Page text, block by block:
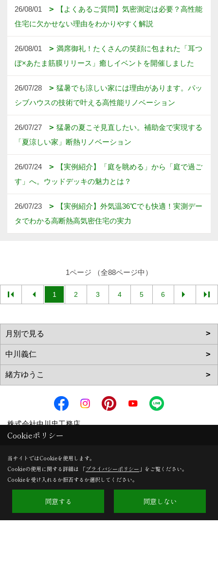
26/08/01
【よくあるご質問】気密測定は必要？高性能
住宅に欠かせない理由をわかりやすく解説
26/08/01
満席御礼！たくさんの笑顔に包まれた「耳つ
ぼ×あたま筋膜リリース」癒しイベントを開催しました
26/07/28
猛暑でも涼しい家には理由があります。パッ
シブハウスの技術で叶える高性能リノベーション
26/07/27
猛暑の夏こそ見直したい。補助金で実現する
「夏涼しい家」断熱リノベーション
26/07/24
【実例紹介】「庭を眺める」から「庭で過ご
す」へ。ウッドデッキの魅力とは？
26/07/23
【実例紹介】外気温36℃でも快適！実測デー
タでわかる高断熱高気密住宅の実力
1ページ （全88ページ中）
1 2 3 4 5 6
株式会社中川忠工務店
〒573-0163
TEL：072-857-6138
FAX：072-855-6147
＜営業時間＞9:00～18:00
＜定休日＞日曜日、祝日
Cookieポリシー
当サイトではCookieを使用します。
Cookieの使用に関する詳細は 「プライバシーポリシー 」をご覧ください。
Cookieを受け入れるか拒否するか選択してください。
同意する 同意しない